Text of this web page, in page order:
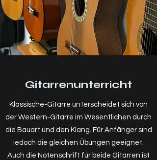
nie. Ein Gitarrensolo ganz vorne auf der
Bühne, das ist der
Traum von vielen. Der Weg dorthin ist aber
sehr mühsam und steinig.
Die E-Bassgitarre dagegen wollen wenige
spielen. Man ahnt gar nicht wie interessant
es sein kann, wenn man es richtig lernt. Die
Bassgitarre ist ein
festes Fundament in jeder BAND. Ob Rock
Gitarrenunterricht
Klassische-Gitarre unterscheidet sich von
der Western-Gitarre im Wesentlichen durch
die Bauart und den Klang. Für Anfänger sind
jedoch die gleichen Übungen geeignet.
Auch die Notenschrift für beide Gitarren ist